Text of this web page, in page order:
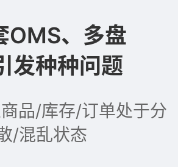
OMS、多盘
发种种问题
品/库存/订单处于分
/混乱状态